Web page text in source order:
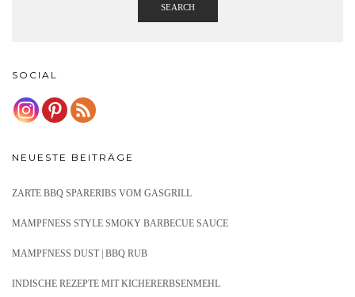
SEARCH
SOCIAL
NEUESTE BEITRÄGE
ZARTE BBQ SPARERIBS VOM GASGRILL
MAMPFNESS STYLE SMOKY BARBECUE SAUCE
MAMPFNESS DUST | BBQ RUB
INDISCHE REZEPTE MIT KICHERERBSENMEHL